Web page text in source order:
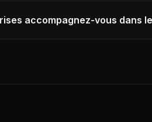
accompagnez-vous dans